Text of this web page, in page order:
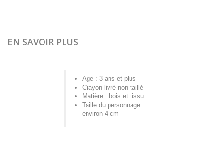
EN SAVOIR PLUS
Age : 3 ans et plus
Crayon livré non taillé
Matière : bois et tissu
Taille du personnage :
environ 4 cm